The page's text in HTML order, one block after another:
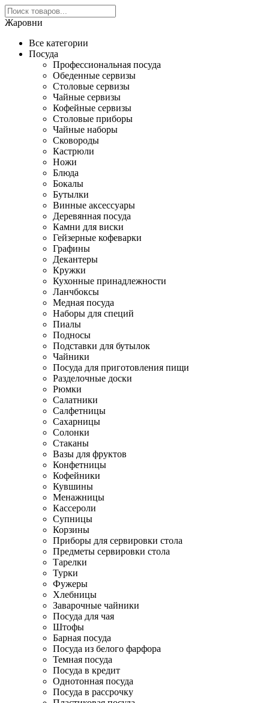
Жаровни
Все категории
Посуда
Профессиональная посуда
Обеденные сервизы
Столовые сервизы
Чайные сервизы
Кофейные сервизы
Столовые приборы
Чайные наборы
Сковороды
Кастрюли
Ножи
Блюда
Бокалы
Бутылки
Винные аксессуары
Деревянная посуда
Камни для виски
Гейзерные кофеварки
Графины
Декантеры
Кружки
Кухонные принадлежности
Ланчбоксы
Медная посуда
Наборы для специй
Пиалы
Подносы
Подставки для бутылок
Чайники
Посуда для приготовления пищи
Разделочные доски
Рюмки
Салатники
Салфетницы
Сахарницы
Солонки
Стаканы
Вазы для фруктов
Конфетницы
Кофейники
Кувшины
Менажницы
Кассероли
Супницы
Корзины
Приборы для сервировки стола
Предметы сервировки стола
Тарелки
Турки
Фужеры
Хлебницы
Заварочные чайники
Посуда для чая
Штофы
Барная посуда
Посуда из белого фарфора
Темная посуда
Посуда в кредит
Однотонная посуда
Посуда в рассрочку